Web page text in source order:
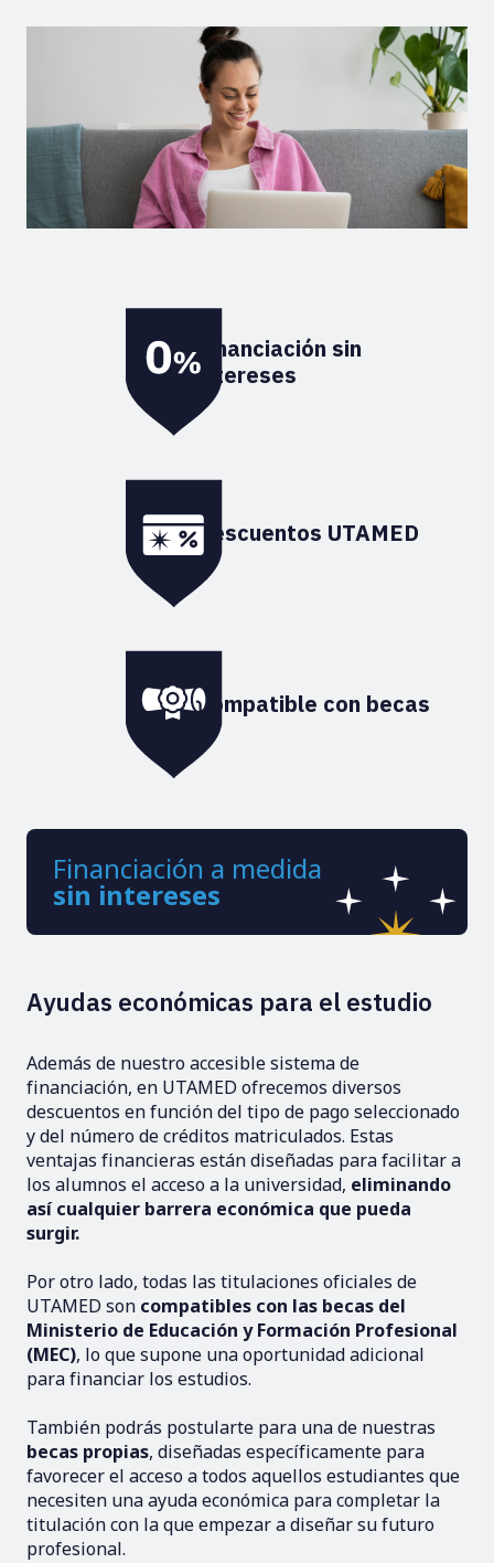
Financiación sin
intereses
Descuentos UTAMED
Compatible con becas
Financiación a medida
sin intereses
Ayudas económicas para el estudio
Además de nuestro accesible sistema de
financiación, en UTAMED ofrecemos diversos
descuentos en función del tipo de pago seleccionado
y del número de créditos matriculados. Estas
ventajas financieras están diseñadas para facilitar a
los alumnos el acceso a la universidad, eliminando
así cualquier barrera económica que pueda
surgir.
Por otro lado, todas las titulaciones oficiales de
UTAMED son compatibles con las becas del
Ministerio de Educación y Formación Profesional
(MEC), lo que supone una oportunidad adicional
para financiar los estudios.
becas propias, diseñadas específicamente para
favorecer el acceso a todos aquellos estudiantes que
necesiten una ayuda económica para completar la
titulación con la que empezar a diseñar su futuro
profesional.